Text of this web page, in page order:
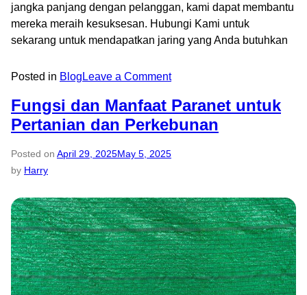
jangka panjang dengan pelanggan, kami dapat membantu
mereka meraih kesuksesan. Hubungi Kami untuk
sekarang untuk mendapatkan jaring yang Anda butuhkan
Posted in Blog Leave a Comment
Fungsi dan Manfaat Paranet untuk
Pertanian dan Perkebunan
Posted on April 29, 2025May 5, 2025
by Harry